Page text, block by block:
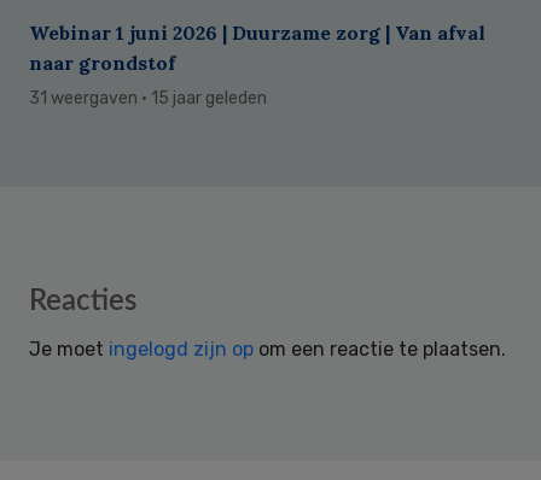
Webinar 1 juni 2026 | Duurzame zorg | Van afval
naar grondstof
31 weergaven · 15 jaar geleden
Reader
Reacties
Je moet ingelogd zijn op om een reactie te plaatsen.